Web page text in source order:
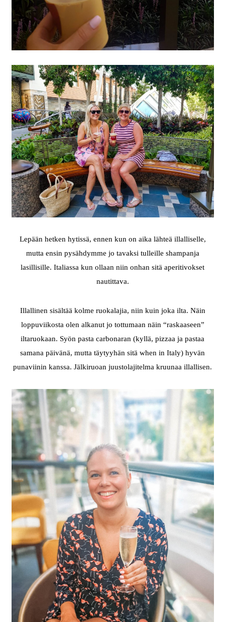
Lepään hetken hytissä, ennen kun on aika lähteä illalliselle,
mutta ensin pysähdymme jo tavaksi tulleille shampanja
lasillisille. Italiassa kun ollaan niin onhan sitä aperitivokset
nautittava.
Illallinen sisältää kolme ruokalajia, niin kuin joka ilta. Näin
loppuviikosta olen alkanut jo tottumaan näin “raskaaseen”
iltaruokaan. Syön pasta carbonaran (kyllä, pizzaa ja pastaa
samana päivänä, mutta täytyyhän sitä when in Italy) hyvän
punaviinin kanssa. Jälkiruoan juustolajitelma kruunaa illallisen.